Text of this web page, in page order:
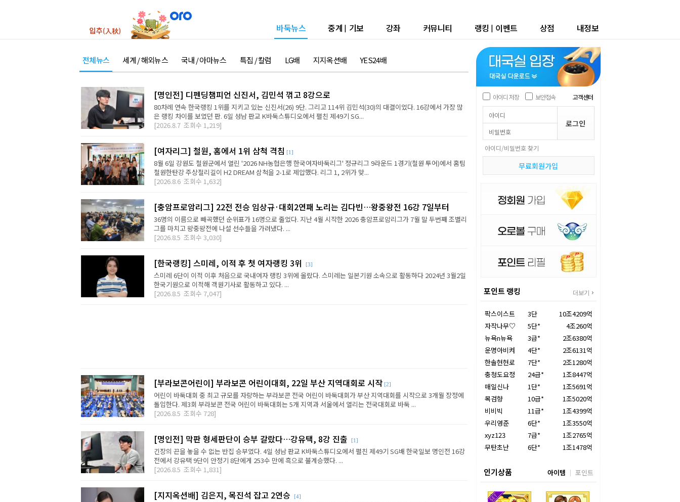
바둑뉴스 중계 | 기보 강좌 커뮤니티 랭킹 | 이벤트 상점 내정보
전체뉴스 세계 / 해외뉴스 국내 / 아마뉴스 특집 / 칼럼 LG배 지지옥션배 YES24배
[명인전] 디펜딩챔피언 신진서, 김민석 꺾고 8강으로
80차례 연속 한국랭킹 1위를 지키고 있는 신진서(26) 9단. 그리고 114위 김민석(30)의 대결이었다. 16강에서 가장 많
은 랭킹 차이를 보였던 판. 6일 성남 판교 K바둑스튜디오에서 펼친 제49기 SG...
[2026.8.7 조회수 1,219]
[여자리그] 철원, 홈에서 1위 삼척 격침 [1]
8월 6일 강원도 철원군에서 열린 '2026 NH농협은행 한국여자바둑리그' 정규리그 9라운드 1경기(철원 투어)에서 홈팀
철원한탄강 주상절리길이 H2 DREAM 삼척을 2-1로 제압했다. 리그 1, 2위가 맞...
[2026.8.6 조회수 1,632]
[충암프로암리그] 22전 전승 임상규·대회2연패 노리는 김다빈…왕중왕전 16강 7일부터
36명의 이름으로 빼곡했던 순위표가 16명으로 줄었다. 지난 4월 시작한 2026 충암프로암리그가 7월 말 두번째 조별리
그를 마치고 왕중왕전에 나설 선수들을 가려냈다. ...
[2026.8.5 조회수 3,030]
[한국랭킹] 스미레, 이적 후 첫 여자랭킹 3위 [3]
스미레 6단이 이적 이후 처음으로 국내여자 랭킹 3위에 올랐다. 스미레는 일본기원 소속으로 활동하다 2024년 3월2일
한국기원으로 이적해 객원기사로 활동하고 있다. ...
[2026.8.5 조회수 7,047]
[부라보콘어린이] 부라보콘 어린이대회, 22일 부산 지역대회로 시작 [2]
어린이 바둑대회 중 최고 규모를 자랑하는 부라보콘 전국 어린이 바둑대회가 부산 지역대회를 시작으로 3개월 장정에
돌입한다. 제3회 부라보콘 전국 어린이 바둑대회는 5개 지역과 서울에서 열리는 전국대회로 바둑 ...
[2026.8.5 조회수 728]
[명인전] 막판 형세판단이 승부 갈랐다…강유택, 8강 진출 [1]
긴장의 끈을 놓을 수 없는 반집 승부였다. 4일 성남 판교 K바둑스튜디오에서 펼친 제49기 SG배 한국일보 명인전 16강
전에서 강유택 9단이 안정기 8단에게 253수 만에 흑으로 불계승했다. ...
[2026.8.5 조회수 1,831]
[지지옥션배] 김은지, 목진석 잡고 2연승 [4]
아이디 저장 보안접속 고객센터
아이디/비밀번호 찾기
무료회원가입
포인트 랭킹 더보기
팍스이스트 3단
10조4209억
자작나무♡
5단*
4조260억
뉴욕n뉴욕
3급*
2조6380억
운명아비켜
4단*
2조6131억
한솔현현로
7단*
2조1280억
충청도요정
24급*
1조8447억
매일신나
1단*
1조5691억
목검향
10급*
1조5020억
비비빅
11급*
1조4399억
우리영준
6단*
1조3550억
xyz123
7급*
1조2765억
무탄초난
6단* 1조1478억
인기상품 아이템 포인트